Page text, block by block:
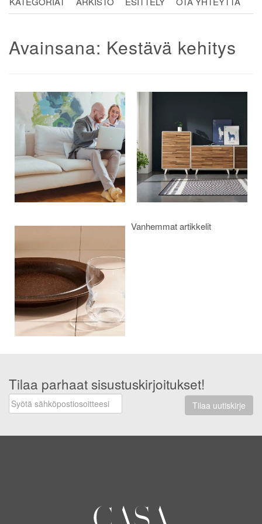
Avainsana: Kestävä kehitys
Artikkelien
selaus
Vanhemmat artikkelit
Tilaa parhaat sisustuskirjoitukset!
Tilaa uutiskirje